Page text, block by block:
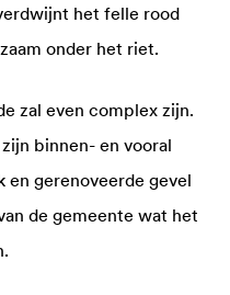
het felle rood
onder het riet.
zal even complex zijn.
binnen- en vooral
gerenoveerde gevel
de gemeente wat het